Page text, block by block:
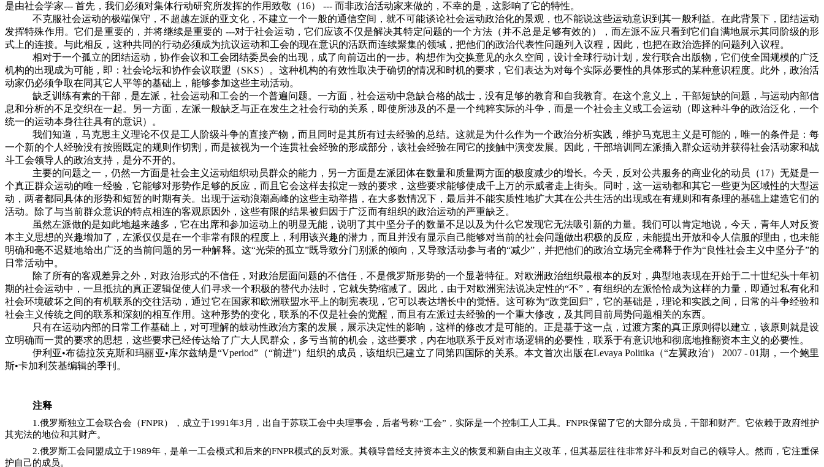
是由社会学家--- 首先，我们必须对集体行动研究所发挥的作用致敬（16） --- 而非政治活动家来做的，不幸的是，这影响了它的特性。
不克服社会运动的极端保守，不超越左派的亚文化，不建立一个一般的通信空间，就不可能谈论社会运动政治化的景观，也不能说这些运动意识到其一般利益。在此背景下，团结运动
发挥特殊作用。它们是重要的，并将继续是重要的 ---对于社会运动，它们应该不仅是解决其特定问题的一个方法（并不总是足够有效的），而左派不应只看到它们自满地展示其同阶级的形
式上的连接。与此相反，这种共同的行动必须成为抗议运动和工会的现在意识的活跃而连续聚集的领域，把他们的政治代表性问题列入议程，因此，也把在政治选择的问题列入议程。
相对于一个孤立的团结运动，协作会议和工会团结委员会的出现，成了向前迈出的一步。构想作为交换意见的永久空间，设计全球行动计划，发行联合出版物，它们使全国规模的广泛
机构的出现成为可能，即：社会论坛和协作会议联盟（SKS）。这种机构的有效性取决于确切的情况和时机的要求，它们表达为对每个实际必要性的具体形式的某种意识程度。此外，政治活
动家仍必须争取在同其它人平等的基础上，能够参加这些主动活动。
缺乏训练有素的干部，是左派，社会运动和工会的一个普遍问题。一方面，社会运动中急缺合格的战士，没有足够的教育和自我教育。在这个意义上，干部短缺的问题，与运动内部信
息和分析的不足交织在一起。另一方面，左派一般缺乏与正在发生之社会行动的关系，即使所涉及的不是一个纯粹实际的斗争，而是一个社会主义或工会运动（即这种斗争的政治泛化，一个
统一的运动本身往往具有的意识）。
我们知道，马克思主义理论不仅是工人阶级斗争的直接产物，而且同时是其所有过去经验的总结。这就是为什么作为一个政治分析实践，维护马克思主义是可能的，唯一的条件是：每
一个新的个人经验没有按照既定的规则作切割，而是被视为一个连贯社会经验的形成部分，该社会经验在同它的接触中演变发展。因此，干部培训同左派插入群众运动并获得社会活动家和战
斗工会领导人的政治支持，是分不开的。
主要的问题之一，仍然一方面是社会主义运动组织动员群众的能力，另一方面是左派团体在数量和质量两方面的极度减少的增长。今天，反对公共服务的商业化的动员（17）无疑是一
个真正群众运动的唯一经验，它能够对形势作足够的反应，而且它会这样去拟定一致的要求，这些要求能够使成千上万的示威者走上街头。同时，这一运动都和其它一些更为区域性的大型运
动，两者都同具体的形势和短暂的时期有关。出现于运动浪潮高峰的这些主动举措，在大多数情况下，最后并不能实质性地扩大其在公共生活的出现或在有规则和有条理的基础上建造它们的
活动。除了与当前群众意识的特点相连的客观原因外，这些有限的结果被归因于广泛而有组织的政治运动的严重缺乏。
虽然左派做的是如此地越来越多，它在出席和参加运动上的明显无能，说明了其中坚分子的数量不足以及为什么它发现它无法吸引新的力量。我们可以肯定地说，今天，青年人对反资
本主义思想的兴趣增加了，左派仅仅是在一个非常有限的程度上，利用该兴趣的潜力，而且并没有显示自己能够对当前的社会问题做出积极的反应，未能提出开放和令人信服的理由，也未能
明确和毫不迟疑地给出广泛的当前问题的另一种解释。这“光荣的孤立”既导致分门别派的倾向，又导致活动参与者的“减少”，并把他们的政治立场完全稀释于作为“良性社会主义中坚分子”的
日常活动中。
除了所有的客观差异之外，对政治形式的不信任，对政治层面问题的不信任，不是俄罗斯形势的一个显著特征。对欧洲政治组织最根本的反对，典型地表现在开始于二十世纪头十年初
期的社会运动中，一旦抵抗的真正逻辑促使人们寻求一个积极的替代办法时，它就失势缩减了。因此，由于对欧洲宪法说决定性的“不” ，有组织的左派恰恰成为这样的力量，即通过私有化和
社会环境破坏之间的有机联系的交往活动，通过它在国家和欧洲联盟水平上的制宪表现，它可以表达增长中的觉悟。这可称为“政党回归” ，它的基础是，理论和实践之间，日常的斗争经验和
社会主义传统之间的联系和深刻的相互作用。这种形势的变化，联系的不仅是社会的觉醒，而且有左派过去经验的一个重大修改，及其同目前局势问题相关的东西。
只有在运动内部的日常工作基础上，对可理解的鼓动性政治方案的发展，展示决定性的影响，这样的修改才是可能的。正是基于这一点，过渡方案的真正原则得以建立，该原则就是设
立明确而一贯的要求的思想，这些要求已经传达给了广大人民群众，多亏当前的机会，这些要求，内在地联系于反对市场逻辑的必要性，联系于有意识地和彻底地推翻资本主义的必要性。
伊利亚•布德拉茨克斯和玛丽亚•库尔兹纳是“Vperiod”（“前进”）组织的成员，该组织已建立了同第四国际的关系。本文首次出版在Levaya Politika （“左翼政治'） 2007 - 01期，一个鲍里
斯•卡加利茨基编辑的季刊。
注释
1.俄罗斯独立工会联合会（FNPR），成立于1991年3 月，出自于苏联工会中央理事会，后者号称“工会” ，实际是一个控制工人工具。FNPR保留了它的大部分成员，干部和财产。它依赖于政府维护
其宪法的地位和其财产。
2.俄罗斯工会同盟成立于1989年，是单一工会模式和后来的FNPR模式的反对派。其领导曾经支持资本主义的恢复和新自由主义改革，但其基层往往非常好斗和反对自己的领导人。然而，它注重保
护自己的成员。